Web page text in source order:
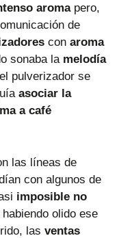
aromapero,
de
con aroma
sonaba la melodía
pulverizador se
asociar la
a café
las líneas de
con algunos de
imposible no
olido ese
las ventas